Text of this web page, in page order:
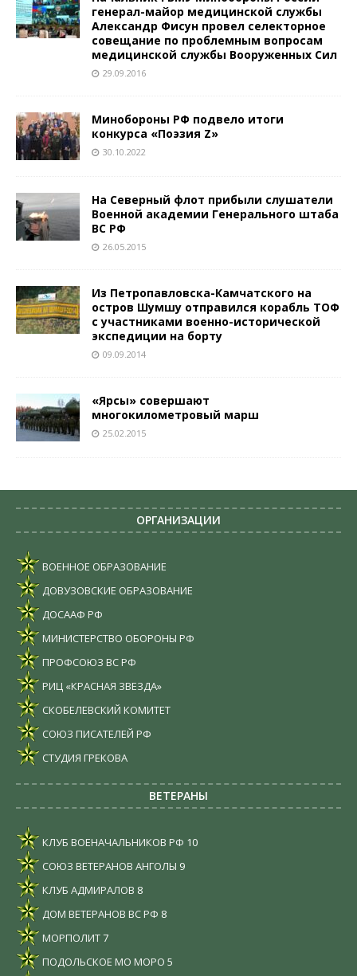
генерал-майор медицинской службы
Александр Фисун провел селекторное
совещание по проблемным вопросам
медицинской службы Вооруженных Сил
29.09.2016
Минобороны РФ подвело итоги
конкурса «Поэзия Z»
30.10.2022
На Северный флот прибыли слушатели
Военной академии Генерального штаба
ВС РФ
26.05.2015
Из Петропавловска-Камчатского на
остров Шумшу отправился корабль ТОФ
с участниками военно-исторической
экспедиции на борту
09.09.2014
«Ярсы» совершают
многокилометровый марш
25.02.2015
ОРГАНИЗАЦИИ
ВОЕННОЕ ОБРАЗОВАНИЕ
ДОВУЗОВСКИЕ ОБРАЗОВАНИЕ
ДОСААФ РФ
МИНИСТЕРСТВО ОБОРОНЫ РФ
ПРОФСОЮЗ ВС РФ
РИЦ «КРАСНАЯ ЗВЕЗДА»
СКОБЕЛЕВСКИЙ КОМИТЕТ
СОЮЗ ПИСАТЕЛЕЙ РФ
СТУДИЯ ГРЕКОВА
ВЕТЕРАНЫ
КЛУБ ВОЕНАЧАЛЬНИКОВ РФ 10
СОЮЗ ВЕТЕРАНОВ АНГОЛЫ 9
КЛУБ АДМИРАЛОВ 8
ДОМ ВЕТЕРАНОВ ВС РФ 8
МОРПОЛИТ7
ПОДОЛЬСКОЕ МО МОРО 5